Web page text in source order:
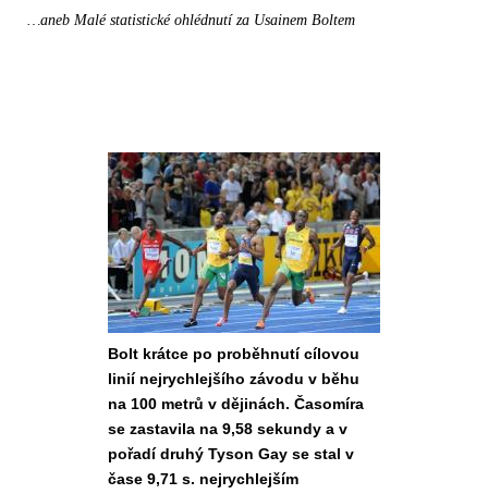
…aneb Malé statistické ohlédnutí za Usainem Boltem
Bolt krátce po proběhnutí cílovou
linií nejrychlejšího závodu v běhu
na 100 metrů v dějinách. Časomíra
se zastavila na 9,58 sekundy a v
pořadí druhý Tyson Gay se stal v
čase 9,71 s. nejrychlejším